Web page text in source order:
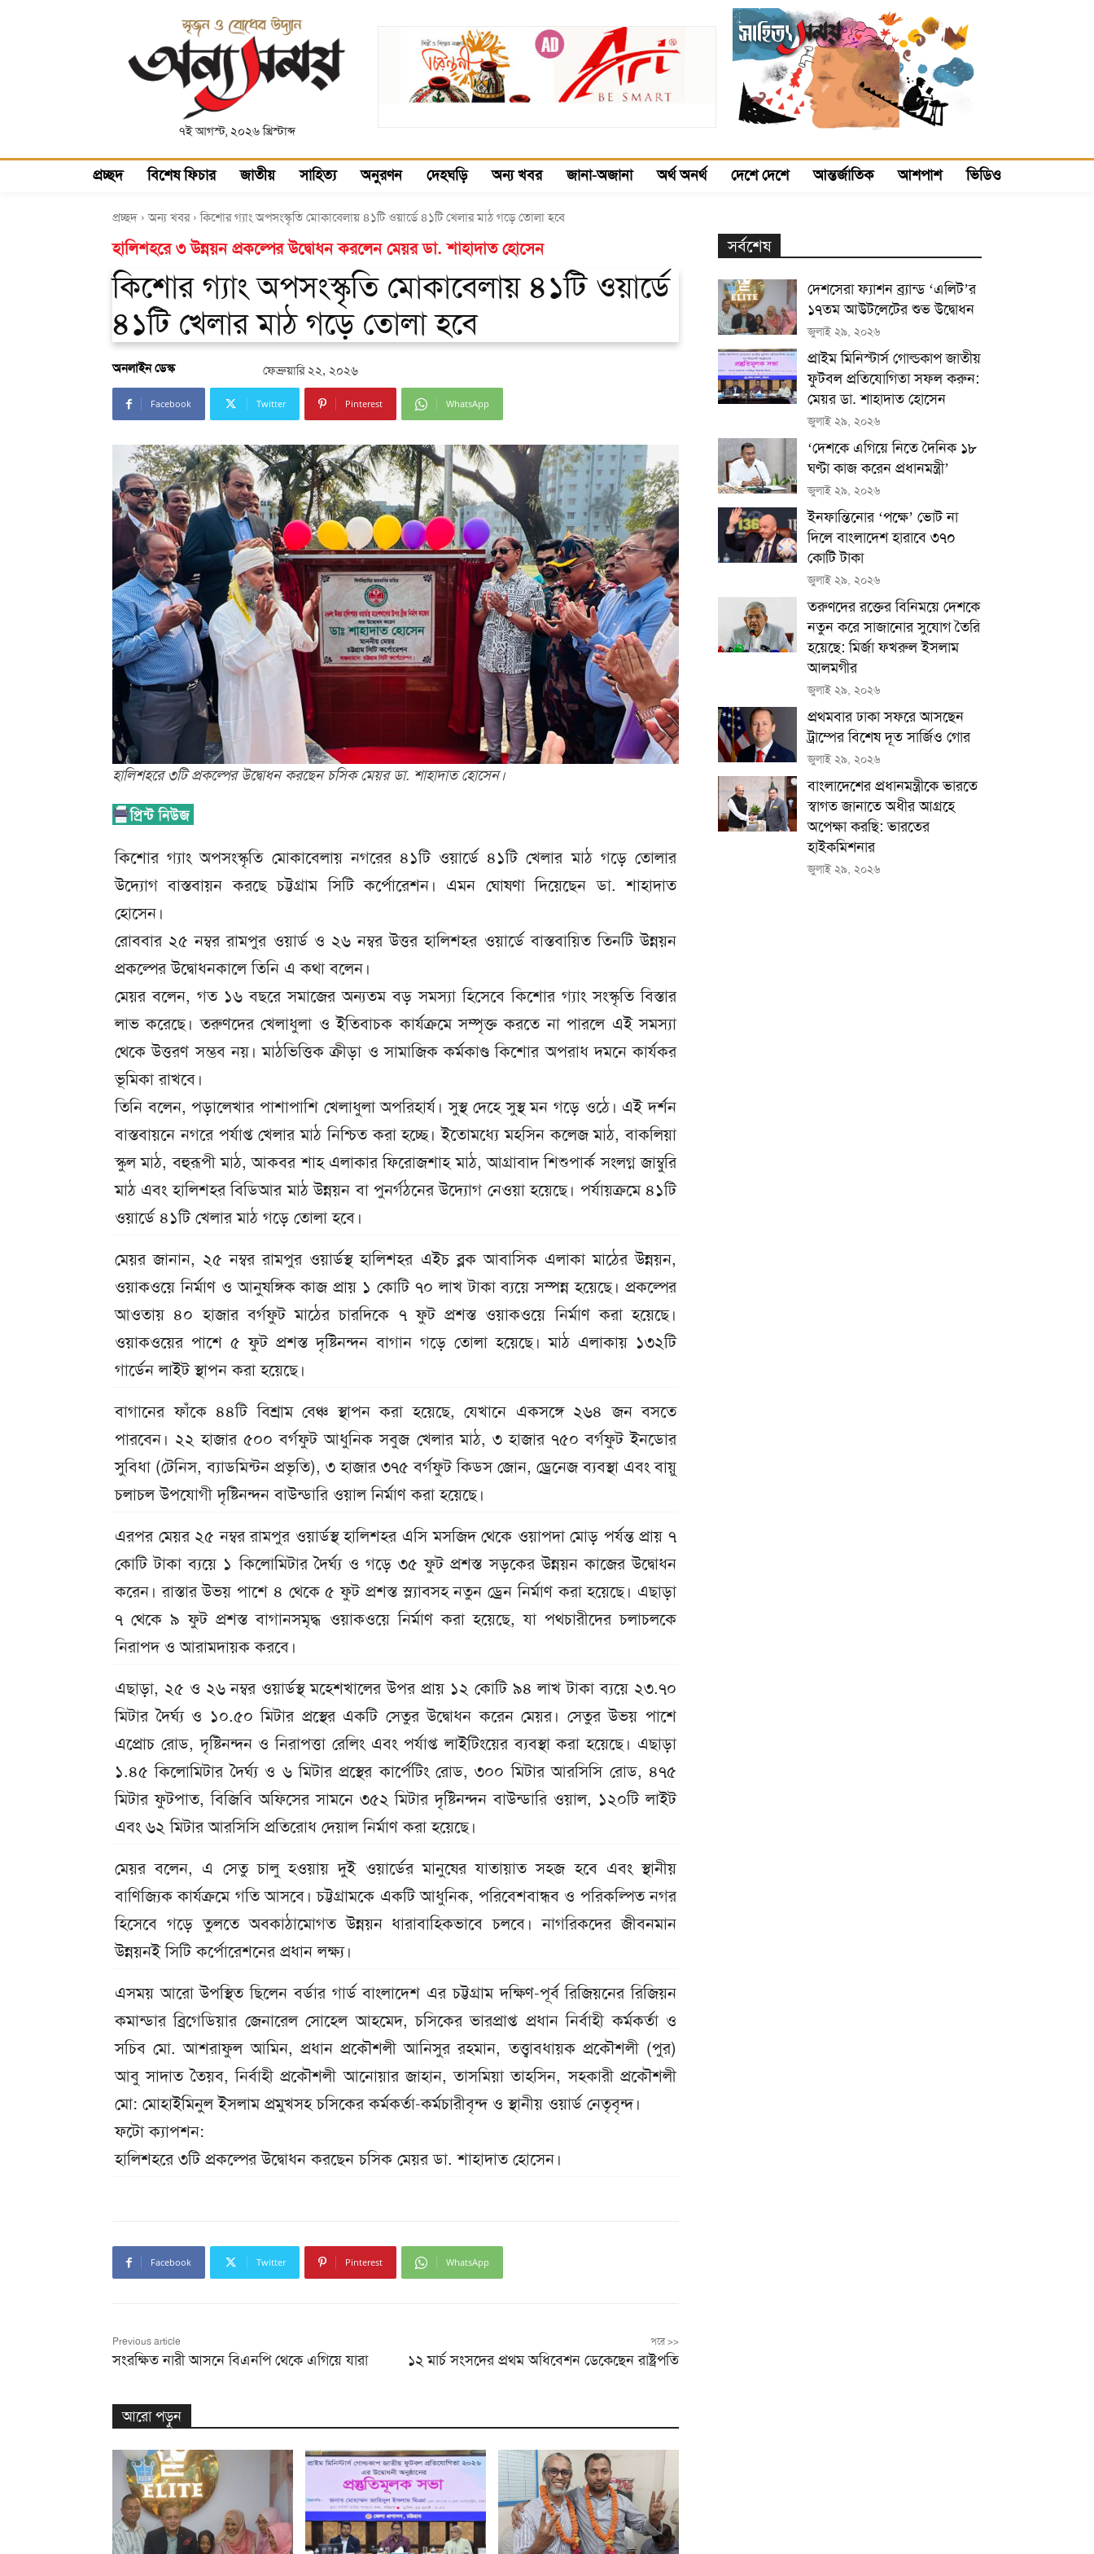
৭ই আগস্ট, ২০২৬ খ্রিস্টাব্দ
প্রচ্ছদ বিশেষ ফিচার জাতীয় সাহিত্য অনুরণন দেহঘড়ি অন্য খবর জানা-অজানা অর্থ অনর্থ দেশে দেশে আন্তর্জাতিক আশপাশ ভিডিও
প্রচ্ছদ অন্য খবর কিশোর গ্যাং অপসংস্কৃতি মোকাবেলায় ৪১টি ওয়ার্ডে ৪১টি খেলার মাঠ গড়ে তোলা হবে
হালিশহরে ৩ উন্নয়ন প্রকল্পের উদ্বোধন করলেন মেয়র ডা. শাহাদাত হোসেন
কিশোর গ্যাং অপসংস্কৃতি মোকাবেলায় ৪১টি ওয়ার্ডে
৪১টি খেলার মাঠ গড়ে তোলা হবে
অনলাইন ডেস্ক ফেব্রুয়ারি ২২, ২০২৬
Facebook Twitter Pinterest WhatsApp
হালিশহরে ৩টি প্রকল্পের উদ্বোধন করছেন চসিক মেয়র ডা. শাহাদাত হোসেন।
কিশোর গ্যাং অপসংস্কৃতি মোকাবেলায় নগরের ৪১টি ওয়ার্ডে ৪১টি খেলার মাঠ গড়ে তোলার
উদ্যোগ বাস্তবায়ন করছে চট্টগ্রাম সিটি কর্পোরেশন। এমন ঘোষণা দিয়েছেন ডা. শাহাদাত
হোসেন।
রোববার ২৫ নম্বর রামপুর ওয়ার্ড ও ২৬ নম্বর উত্তর হালিশহর ওয়ার্ডে বাস্তবায়িত তিনটি উন্নয়ন
প্রকল্পের উদ্বোধনকালে তিনি এ কথা বলেন।
মেয়র বলেন, গত ১৬ বছরে সমাজের অন্যতম বড় সমস্যা হিসেবে কিশোর গ্যাং সংস্কৃতি বিস্তার
লাভ করেছে। তরুণদের খেলাধুলা ও ইতিবাচক কার্যক্রমে সম্পৃক্ত করতে না পারলে এই সমস্যা
থেকে উত্তরণ সম্ভব নয়। মাঠভিত্তিক ক্রীড়া ও সামাজিক কর্মকাণ্ড কিশোর অপরাধ দমনে কার্যকর
ভূমিকা রাখবে।
তিনি বলেন, পড়ালেখার পাশাপাশি খেলাধুলা অপরিহার্য। সুস্থ দেহে সুস্থ মন গড়ে ওঠে। এই দর্শন
বাস্তবায়নে নগরে পর্যাপ্ত খেলার মাঠ নিশ্চিত করা হচ্ছে। ইতোমধ্যে মহসিন কলেজ মাঠ, বাকলিয়া
স্কুল মাঠ, বহুরূপী মাঠ, আকবর শাহ এলাকার ফিরোজশাহ মাঠ, আগ্রাবাদ শিশুপার্ক সংলগ্ন জাম্বুরি
মাঠ এবং হালিশহর বিডিআর মাঠ উন্নয়ন বা পুনর্গঠনের উদ্যোগ নেওয়া হয়েছে। পর্যায়ক্রমে ৪১টি
ওয়ার্ডে ৪১টি খেলার মাঠ গড়ে তোলা হবে।
মেয়র জানান, ২৫ নম্বর রামপুর ওয়ার্ডস্থ হালিশহর এইচ ব্লক আবাসিক এলাকা মাঠের উন্নয়ন,
ওয়াকওয়ে নির্মাণ ও আনুষঙ্গিক কাজ প্রায় ১ কোটি ৭০ লাখ টাকা ব্যয়ে সম্পন্ন হয়েছে। প্রকল্পের
আওতায় ৪০ হাজার বর্গফুট মাঠের চারদিকে ৭ ফুট প্রশস্ত ওয়াকওয়ে নির্মাণ করা হয়েছে।
ওয়াকওয়ের পাশে ৫ ফুট প্রশস্ত দৃষ্টিনন্দন বাগান গড়ে তোলা হয়েছে। মাঠ এলাকায় ১৩২টি
গার্ডেন লাইট স্থাপন করা হয়েছে।
বাগানের ফাঁকে ৪৪টি বিশ্রাম বেঞ্চ স্থাপন করা হয়েছে, যেখানে একসঙ্গে ২৬৪ জন বসতে
পারবেন। ২২ হাজার ৫০০ বর্গফুট আধুনিক সবুজ খেলার মাঠ, ৩ হাজার ৭৫০ বর্গফুট ইনডোর
সুবিধা (টেনিস, ব্যাডমিন্টন প্রভৃতি), ৩ হাজার ৩৭৫ বর্গফুট কিডস জোন, ড্রেনেজ ব্যবস্থা এবং বায়ু
চলাচল উপযোগী দৃষ্টিনন্দন বাউন্ডারি ওয়াল নির্মাণ করা হয়েছে।
এরপর মেয়র ২৫ নম্বর রামপুর ওয়ার্ডস্থ হালিশহর এসি মসজিদ থেকে ওয়াপদা মোড় পর্যন্ত প্রায় ৭
কোটি টাকা ব্যয়ে ১ কিলোমিটার দৈর্ঘ্য ও গড়ে ৩৫ ফুট প্রশস্ত সড়কের উন্নয়ন কাজের উদ্বোধন
করেন। রাস্তার উভয় পাশে ৪ থেকে ৫ ফুট প্রশস্ত স্ল্যাবসহ নতুন ড্রেন নির্মাণ করা হয়েছে। এছাড়া
৭ থেকে ৯ ফুট প্রশস্ত বাগানসমৃদ্ধ ওয়াকওয়ে নির্মাণ করা হয়েছে, যা পথচারীদের চলাচলকে
নিরাপদ ও আরামদায়ক করবে।
এছাড়া, ২৫ ও ২৬ নম্বর ওয়ার্ডস্থ মহেশখালের উপর প্রায় ১২ কোটি ৯৪ লাখ টাকা ব্যয়ে ২৩.৭০
মিটার দৈর্ঘ্য ও ১০.৫০ মিটার প্রস্থের একটি সেতুর উদ্বোধন করেন মেয়র। সেতুর উভয় পাশে
এপ্রোচ রোড, দৃষ্টিনন্দন ও নিরাপত্তা রেলিং এবং পর্যাপ্ত লাইটিংয়ের ব্যবস্থা করা হয়েছে। এছাড়া
১.৪৫ কিলোমিটার দৈর্ঘ্য ও ৬ মিটার প্রস্থের কার্পেটিং রোড, ৩০০ মিটার আরসিসি রোড, ৪৭৫
মিটার ফুটপাত, বিজিবি অফিসের সামনে ৩৫২ মিটার দৃষ্টিনন্দন বাউন্ডারি ওয়াল, ১২০টি লাইট
এবং ৬২ মিটার আরসিসি প্রতিরোধ দেয়াল নির্মাণ করা হয়েছে।
মেয়র বলেন, এ সেতু চালু হওয়ায় দুই ওয়ার্ডের মানুষের যাতায়াত সহজ হবে এবং স্থানীয়
বাণিজ্যিক কার্যক্রমে গতি আসবে। চট্টগ্রামকে একটি আধুনিক, পরিবেশবান্ধব ও পরিকল্পিত নগর
হিসেবে গড়ে তুলতে অবকাঠামোগত উন্নয়ন ধারাবাহিকভাবে চলবে। নাগরিকদের জীবনমান
উন্নয়নই সিটি কর্পোরেশনের প্রধান লক্ষ্য।
এসময় আরো উপস্থিত ছিলেন বর্ডার গার্ড বাংলাদেশ এর চট্টগ্রাম দক্ষিণ-পূর্ব রিজিয়নের রিজিয়ন
কমান্ডার ব্রিগেডিয়ার জেনারেল সোহেল আহমেদ, চসিকের ভারপ্রাপ্ত প্রধান নির্বাহী কর্মকর্তা ও
সচিব মো. আশরাফুল আমিন, প্রধান প্রকৌশলী আনিসুর রহমান, তত্ত্বাবধায়ক প্রকৌশলী (পুর)
আবু সাদাত তৈয়ব, নির্বাহী প্রকৌশলী আনোয়ার জাহান, তাসমিয়া তাহসিন, সহকারী প্রকৌশলী
মো: মোহাইমিনুল ইসলাম প্রমুখসহ চসিকের কর্মকর্তা-কর্মচারীবৃন্দ ও স্থানীয় ওয়ার্ড নেতৃবৃন্দ।
ফটো ক্যাপশন:
হালিশহরে ৩টি প্রকল্পের উদ্বোধন করছেন চসিক মেয়র ডা. শাহাদাত হোসেন।
Facebook Twitter Pinterest WhatsApp
Previous article
সংরক্ষিত নারী আসনে বিএনপি থেকে এগিয়ে যারা
পরে >>
১২ মার্চ সংসদের প্রথম অধিবেশন ডেকেছেন রাষ্ট্রপতি
আরো পড়ুন
সর্বশেষ
দেশসেরা ফ্যাশন ব্র্যান্ড ‘এলিট’র
১৭তম আউটলেটের শুভ উদ্বোধন
জুলাই ২৯, ২০২৬
প্রাইম মিনিস্টার্স গোল্ডকাপ জাতীয়
ফুটবল প্রতিযোগিতা সফল করুন:
মেয়র ডা. শাহাদাত হোসেন
জুলাই ২৯, ২০২৬
‘দেশকে এগিয়ে নিতে দৈনিক ১৮
ঘণ্টা কাজ করেন প্রধানমন্ত্রী’
জুলাই ২৯, ২০২৬
ইনফান্তিনোর ‘পক্ষে’ ভোট না
দিলে বাংলাদেশ হারাবে ৩৭০
কোটি টাকা
জুলাই ২৯, ২০২৬
তরুণদের রক্তের বিনিময়ে দেশকে
নতুন করে সাজানোর সুযোগ তৈরি
হয়েছে: মির্জা ফখরুল ইসলাম
আলমগীর
জুলাই ২৯, ২০২৬
প্রথমবার ঢাকা সফরে আসছেন
ট্রাম্পের বিশেষ দূত সার্জিও গোর
জুলাই ২৯, ২০২৬
বাংলাদেশের প্রধানমন্ত্রীকে ভারতে
স্বাগত জানাতে অধীর আগ্রহে
অপেক্ষা কর‌ছি: ভারতের
হাইকমিশনার
জুলাই ২৯, ২০২৬